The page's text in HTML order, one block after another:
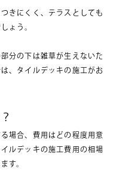
きにくく、テラスとしても
ょう。
分の下は雑草が生えないた
、タイルデッキの施工がお
場合、費用はどの程度用意
ルデッキの施工費用の相場
す。